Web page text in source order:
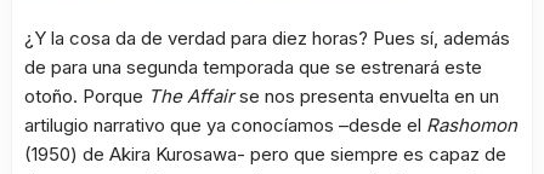
¿Y la cosa da de verdad para diez horas? Pues sí, además
de para una segunda temporada que se estrenará este
otoño. Porque The Affairse nos presenta envuelta en un
artilugio narrativo que ya conocíamos –desde el Rashomon
(1950) de Akira Kurosawa- pero que siempre es capaz de